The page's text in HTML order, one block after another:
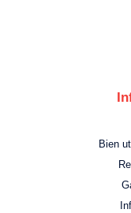
Bien